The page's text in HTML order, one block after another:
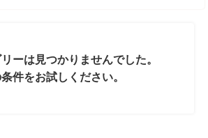
ーは見つかりませんでした。
件をお試しください。